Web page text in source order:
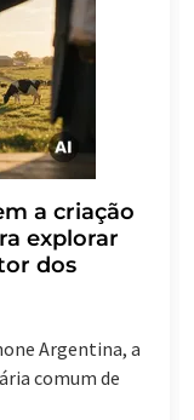
a criação
explorar
dos
Argentina, a
comum de